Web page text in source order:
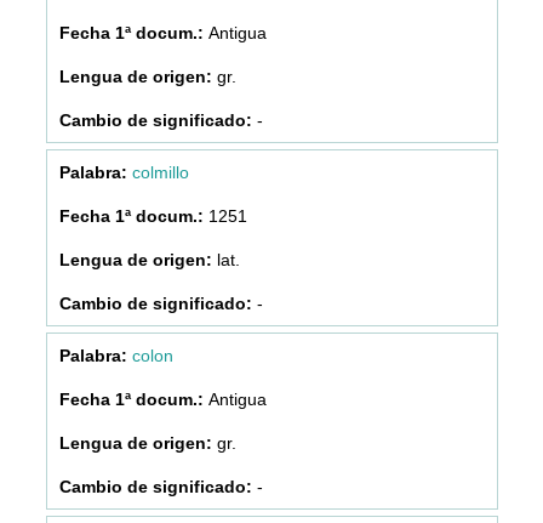
Antigua
gr.
-
colmillo
1251
lat.
-
colon
Antigua
gr.
-